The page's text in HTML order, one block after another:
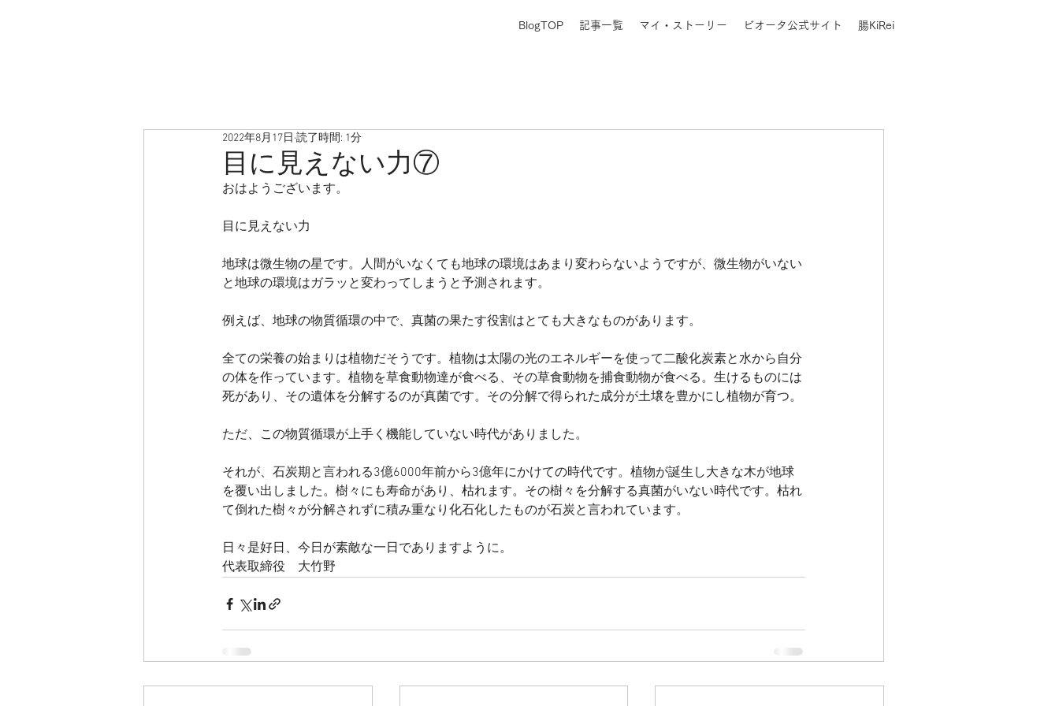
BlogTOP 記事一覧 マイ・ストーリー ビオータ公式サイト 腸KiRei
目に見えない力⑦
2022年8月17日 読了時間: 1分
おはようございます。
目に見えない力
地球は微生物の星です。人間がいなくても地球の環境はあまり変わらないようですが、微生物がいない
と地球の環境はガラッと変わってしまうと予測されます。
例えば、地球の物質循環の中で、真菌の果たす役割はとても大きなものがあります。
全ての栄養の始まりは植物だそうです。植物は太陽の光のエネルギーを使って二酸化炭素と水から自分
の体を作っています。植物を草食動物達が食べる、その草食動物を捕食動物が食べる。生けるものには
死があり、その遺体を分解するのが真菌です。その分解で得られた成分が土壌を豊かにし植物が育つ。
ただ、この物質循環が上手く機能していない時代がありました。
それが、石炭期と言われる3億6000年前から3億年にかけての時代です。植物が誕生し大きな木が地球
を覆い出しました。樹々にも寿命があり、枯れます。その樹々を分解する真菌がいない時代です。枯れ
て倒れた樹々が分解されずに積み重なり化石化したものが石炭と言われています。
日々是好日、今日が素敵な一日でありますように。
代表取締役　大竹野